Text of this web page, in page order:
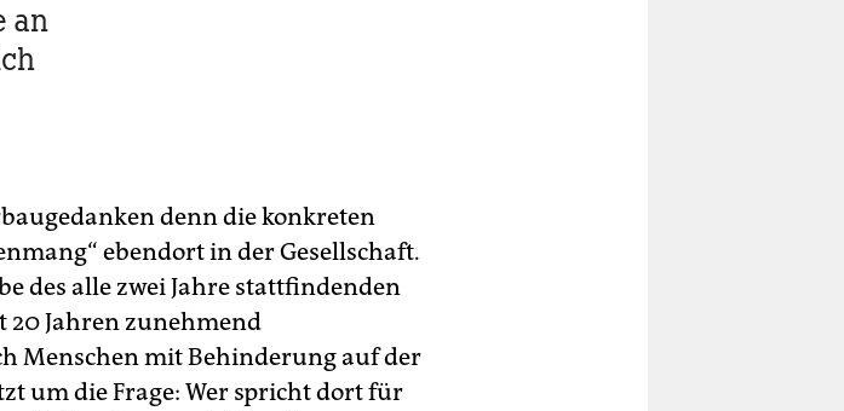
an
denn die konkreten
ebendort in der Gesellschaft.
des alle zwei Jahre stattfindenden
20 Jahren zunehmend
Menschen mit Behinderung auf der
um die Frage: Wer spricht dort für